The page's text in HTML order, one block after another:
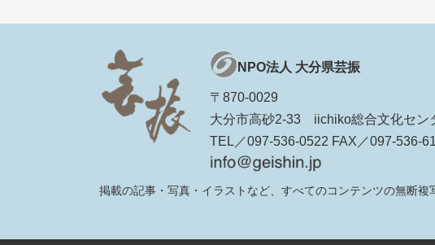
NPO法人 大分県芸振
〒870-0029
大分市高砂2-33 iichiko総合文化セン
TEL／097-536-0522 FAX／097-536-
掲載の記事・写真・イラストなど、すべてのコンテンツの無断複